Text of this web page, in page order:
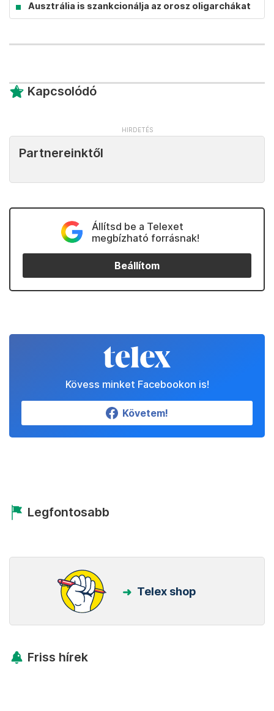
Ausztrália is szankcionálja az orosz oligarchákat
Kapcsolódó
Partnereinktől
Állítsd be a Telexet
megbízható forrásnak!
Beállítom
Kövess minket Facebookon is!
Követem!
Legfontosabb
Telex shop
Friss hírek